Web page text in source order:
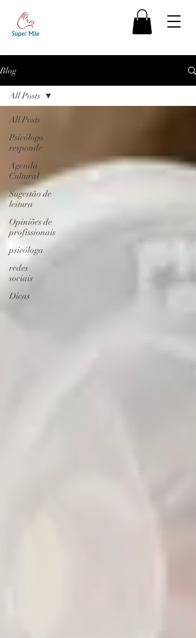
Blog
All Posts
Psicólogo
responde
Agenda
Cultural
Sugestão de
leitura
Opiniões de
profissionais
psicóloga
redes
sociais
Dicas
All Posts